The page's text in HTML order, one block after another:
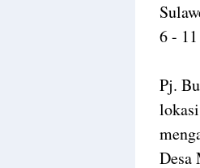
6 -
Pj.
Desa